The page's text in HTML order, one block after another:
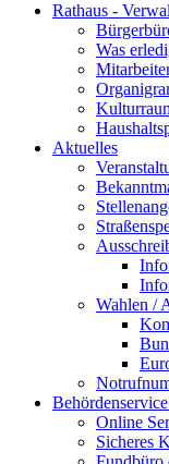
Rathaus -
Was
Aktuelles
Wahlen /
Online
Sicheres